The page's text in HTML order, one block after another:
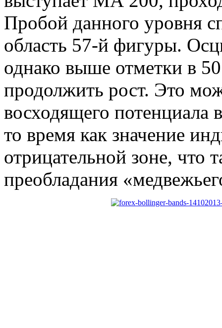
Пробой данного уровня
область 57-й фигуры.
однако выше отметки в
продолжить рост. Это
восходящего потенциала
то время как значение
отрицательной зоне, что
преобладания